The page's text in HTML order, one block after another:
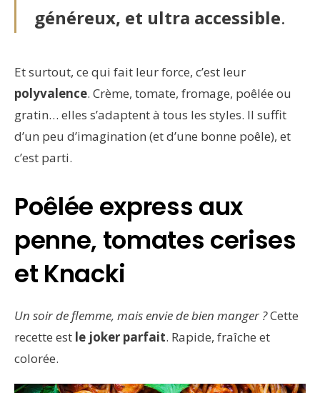
généreux, et ultra accessible.
Et surtout, ce qui fait leur force, c’est leur
polyvalence. Crème, tomate, fromage, poêlée ou
gratin… elles s’adaptent à tous les styles. Il suffit
d’un peu d’imagination (et d’une bonne poêle), et
c’est parti.
Poêlée express aux
penne, tomates cerises
et Knacki
Un soir de flemme, mais envie de bien manger ?Cette
recette est le joker parfait. Rapide, fraîche et
colorée.